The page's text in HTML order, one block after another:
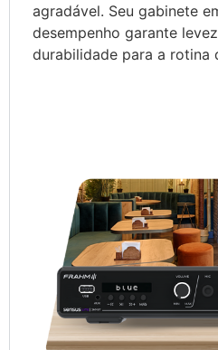
agradável. Seu gabinete
desempenho garante
durabilidade para a rotina